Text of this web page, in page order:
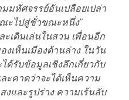
มหัศจรรย์อันเปลือยเปล่า
ะไปสู่ชั่วขณะหนึ่ง”
ะเดินเล่นในสวน เพื่อนอีก
งเห็นเมืองด้านล่าง ในวัน
ด้รับข้อมูลเชิงลึกเกี่ยวกับ
ะคาดว่าจะได้เห็นความ
และรูปร่าง ความเร้นลับ